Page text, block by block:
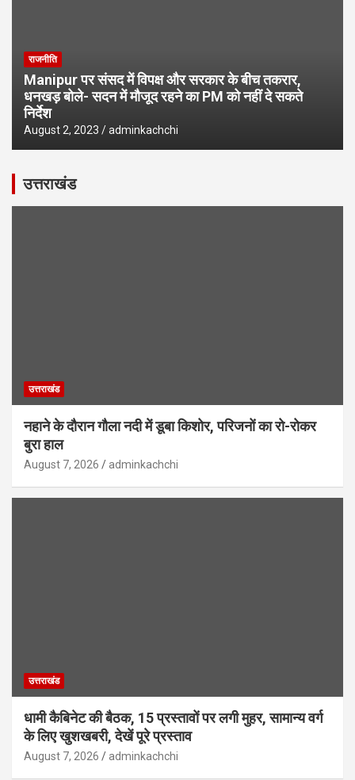
राजनीति
Manipur पर संसद में विपक्ष और सरकार के बीच तकरार,
धनखड़ बोले- सदन में मौजूद रहने का PM को नहीं दे सकते
निर्देश
August 2, 2023 adminkachchi
उत्तराखंड
उत्तराखंड
नहाने के दौरान गौला नदी में डूबा किशोर, परिजनों का रो-रोकर
बुरा हाल
August 7, 2026 adminkachchi
उत्तराखंड
धामी कैबिनेट की बैठक, 15 प्रस्तावों पर लगी मुहर, सामान्य वर्ग
के लिए खुशखबरी, देखें पूरे प्रस्ताव
August 7, 2026 adminkachchi